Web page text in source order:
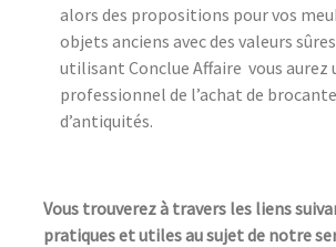
alors des propositions pour vos
objets anciens avec des valeurs
utilisant Conclue Affaire vous aurez
professionnel de l’achat de
d’antiquités.
Vous trouverez à travers les liens
pratiques et utiles au sujet de notre